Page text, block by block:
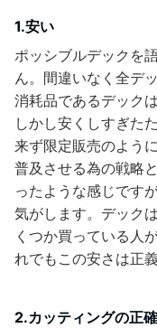
1.安い
ポッシブルデックを
ん。間違いなく全デ
消耗品であるデック
しかし安くしすぎた
来ず限定販売のよう
普及させる為の戦略
ったような感じです
気がします。デック
くつか買っている人
れでもこの安さは正義
2.カッティングの正